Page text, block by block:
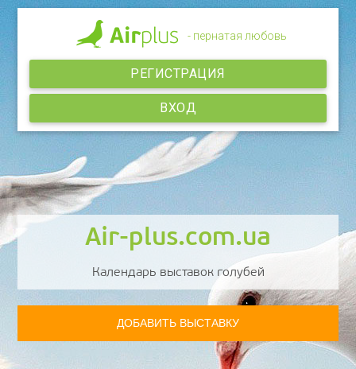
- пернатая любовь
ВХОД
РЕГИСТРАЦИЯ
Air-plus.com.ua
Календарь выставок голубей
ДОБАВИТЬ ВЫСТАВКУ